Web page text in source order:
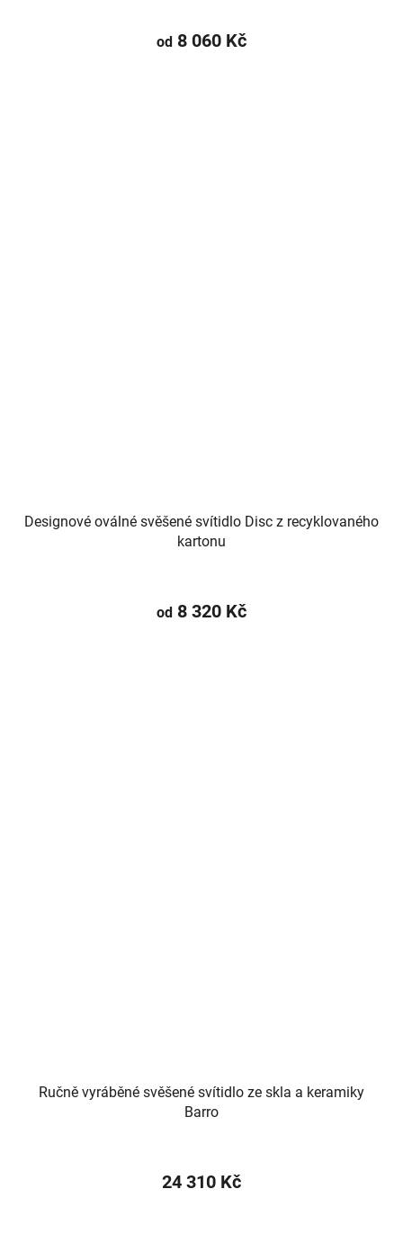
od 8 060 Kč
Designové oválné svěšené svítidlo Disc z recyklovaného
kartonu
od 8 320 Kč
Ručně vyráběné svěšené svítidlo ze skla a keramiky
Barro
24 310 Kč